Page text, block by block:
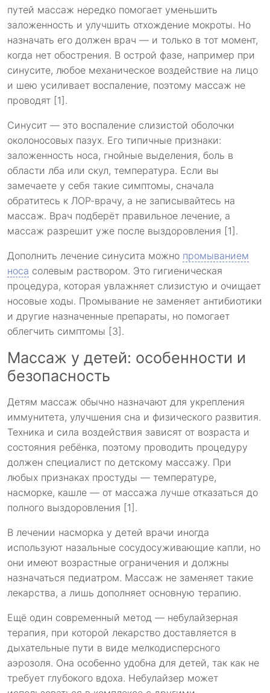
путей массаж нередко помогает уменьшить
заложенность и улучшить отхождение мокроты. Но
назначать его должен врач — и только в тот момент,
когда нет обострения. В острой фазе, например при
синусите, любое механическое воздействие на лицо
и шею усиливает воспаление, поэтому массаж не
проводят [1].
Синусит — это воспаление слизистой оболочки
околоносовых пазух. Его типичные признаки:
заложенность носа, гнойные выделения, боль в
области лба или скул, температура. Если вы
замечаете у себя такие симптомы, сначала
обратитесь к ЛОР-врачу, а не записывайтесь на
массаж. Врач подберёт правильное лечение, а
массаж разрешит уже после выздоровления [1].
Дополнить лечение синусита можно промыванием
носа солевым раствором. Это гигиеническая
процедура, которая увлажняет слизистую и очищает
носовые ходы. Промывание не заменяет антибиотики
и другие назначенные препараты, но помогает
облегчить симптомы [3].
Массаж у детей: особенности и
безопасность
Детям массаж обычно назначают для укрепления
иммунитета, улучшения сна и физического развития.
Техника и сила воздействия зависят от возраста и
состояния ребёнка, поэтому проводить процедуру
должен специалист по детскому массажу. При
любых признаках простуды — температуре,
насморке, кашле — от массажа лучше отказаться до
полного выздоровления [1].
В лечении насморка у детей врачи иногда
используют назальные сосудосуживающие капли, но
они имеют возрастные ограничения и должны
назначаться педиатром. Массаж не заменяет такие
лекарства, а лишь дополняет основную терапию.
Ещё один современный метод — небулайзерная
терапия, при которой лекарство доставляется в
дыхательные пути в виде мелкодисперсного
аэрозоля. Она особенно удобна для детей, так как не
требует глубокого вдоха. Небулайзер может